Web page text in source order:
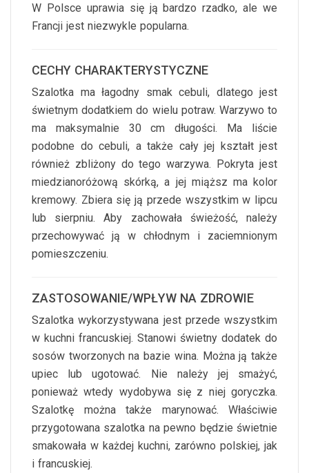
W Polsce uprawia się ją bardzo rzadko, ale we
Francji jest niezwykle popularna.
CECHY CHARAKTERYSTYCZNE
Szalotka ma łagodny smak cebuli, dlatego jest
świetnym dodatkiem do wielu potraw. Warzywo to
ma maksymalnie 30 cm długości. Ma liście
podobne do cebuli, a także cały jej kształt jest
również zbliżony do tego warzywa. Pokryta jest
miedzianoróżową skórką, a jej miąższ ma kolor
kremowy. Zbiera się ją przede wszystkim w lipcu
lub sierpniu. Aby zachowała świeżość, należy
przechowywać ją w chłodnym i zaciemnionym
pomieszczeniu.
ZASTOSOWANIE/WPŁYW NA ZDROWIE
Szalotka wykorzystywana jest przede wszystkim
w kuchni francuskiej. Stanowi świetny dodatek do
sosów tworzonych na bazie wina. Można ją także
upiec lub ugotować. Nie należy jej smażyć,
ponieważ wtedy wydobywa się z niej goryczka.
Szalotkę można także marynować. Właściwie
przygotowana szalotka na pewno będzie świetnie
smakowała w każdej kuchni, zarówno polskiej, jak
i francuskiej.